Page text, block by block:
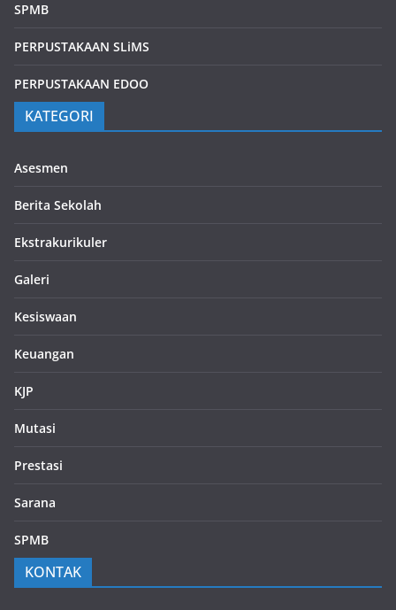
SPMB
PERPUSTAKAAN SLiMS
PERPUSTAKAAN EDOO
KATEGORI
Asesmen
Berita Sekolah
Ekstrakurikuler
Galeri
Kesiswaan
Keuangan
KJP
Mutasi
Prestasi
Sarana
SPMB
KONTAK